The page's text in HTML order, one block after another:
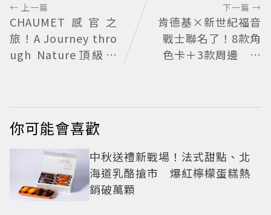
← 上一篇
CHAUMET感官之
旅！A Journey thro
ugh Nature頂級珠
下一篇 →
肯德基×新世紀福音
戰士聯名了！8款角
色卡＋3款周邊 還
你可能會喜歡
中秋送禮新戰場！法式甜點、北
海道乳酪搶市 爆紅檸檬蛋糕熱
銷破萬顆